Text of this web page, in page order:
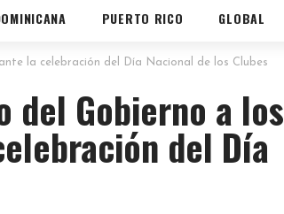
PUERTO RICO GLOBAL
la celebración del Día Nacional de los Clubes
del Gobierno a los
del Día